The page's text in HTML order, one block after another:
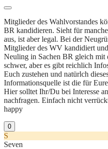
Mitglieder des Wahlvorstandes
BR kandidieren. Sieht für
aus, ist aber legal. Bei der
Mitglieder des WV kandidiert
Neuling in Sachen BR gleich mit
schwer, aber es gibt reichlich
Euch zustehen und natürlch
Informationsquelle ist die für
Hier solltet Ihr/Du bei Interesse
nachfragen. Einfach nicht
happy
0
S
Seven